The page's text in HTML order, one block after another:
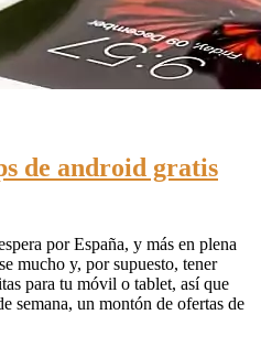
de android gratis
por España, y más en plena
mucho y, por supuesto, tener
para tu móvil o tablet, así que
semana, un montón de ofertas de